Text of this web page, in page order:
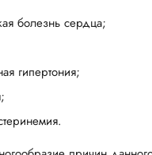
болезнь сердца;
гипертония;